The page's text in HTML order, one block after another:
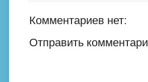
Комментариев нет:
Отправить